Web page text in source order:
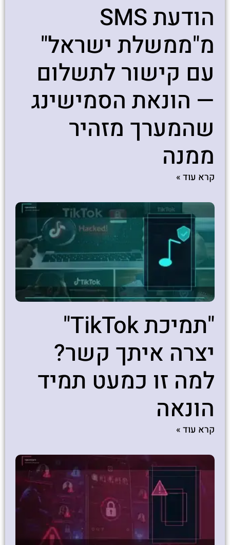
הודעת SMS
מ"ממשלת ישראל"
עם קישור לתשלום
— הונאת הסמישינג
שהמערך מזהיר
ממנה
קרא עוד »
"תמיכת TikTok"
יצרה איתך קשר?
למה זו כמעט תמיד
הונאה
קרא עוד »